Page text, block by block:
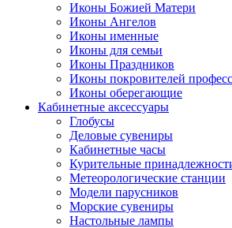
Иконы Божией Матери
Иконы Ангелов
Иконы именные
Иконы для семьи
Иконы Праздников
Иконы покровителей
Иконы оберегающие
Кабинетные аксессуары
Глобусы
Деловые сувениры
Кабинетные часы
Курительные
Метеорологические станции
Модели парусников
Морские сувениры
Настольные лампы